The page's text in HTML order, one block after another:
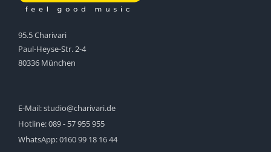
95.5 Charivari
Paul-Heyse-Str. 2-4
80336 München
E-Mail:studio@charivari.de
Hotline:089 - 57 955 955
WhatsApp:0160 99 18 16 44